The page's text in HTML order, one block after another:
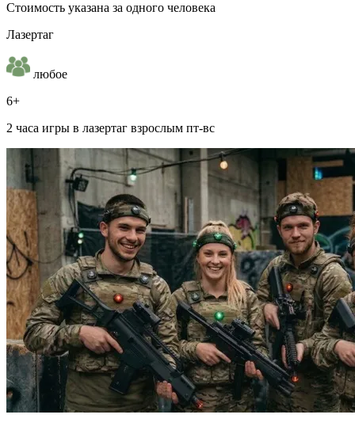
Стоимость указана за одного человека
Лазертаг
любое
6+
2 часа игры в лазертаг взрослым пт-вс